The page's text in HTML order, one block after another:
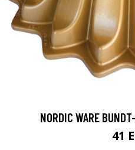
NORDIC WARE
41